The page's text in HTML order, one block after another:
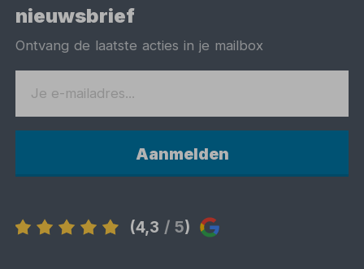
nieuwsbrief
Ontvang de laatste acties in je mailbox
Aanmelden
(4,3 / 5)